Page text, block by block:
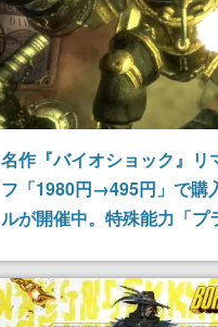
名作『バイオショック』リ
フ「1980円→495円」で購
ルが開催中。特殊能力「プ
て怪物たちと戦うスチー
品、オリジナル版も同梱し